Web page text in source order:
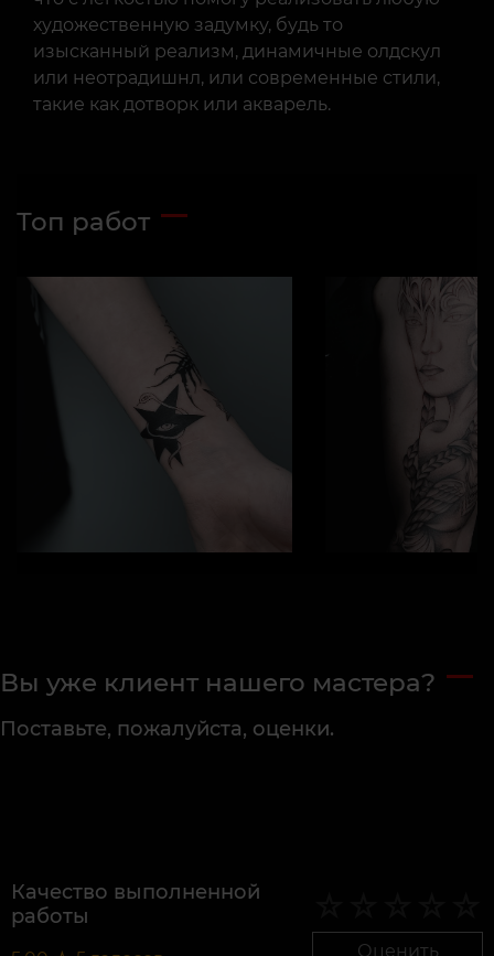
художественную задумку, будь то
изысканный реализм, динамичные олдскул
или неотрадишнл, или современные стили,
такие как дотворк или акварель.
Топ работ
Вы уже клиент нашего мастера?
Поставьте, пожалуйста, оценки.
Качество выполненной
работы
Оценить